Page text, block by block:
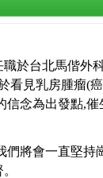
於台北馬偕外
看見乳房腫瘤(
念為出發點,
將會一直堅持